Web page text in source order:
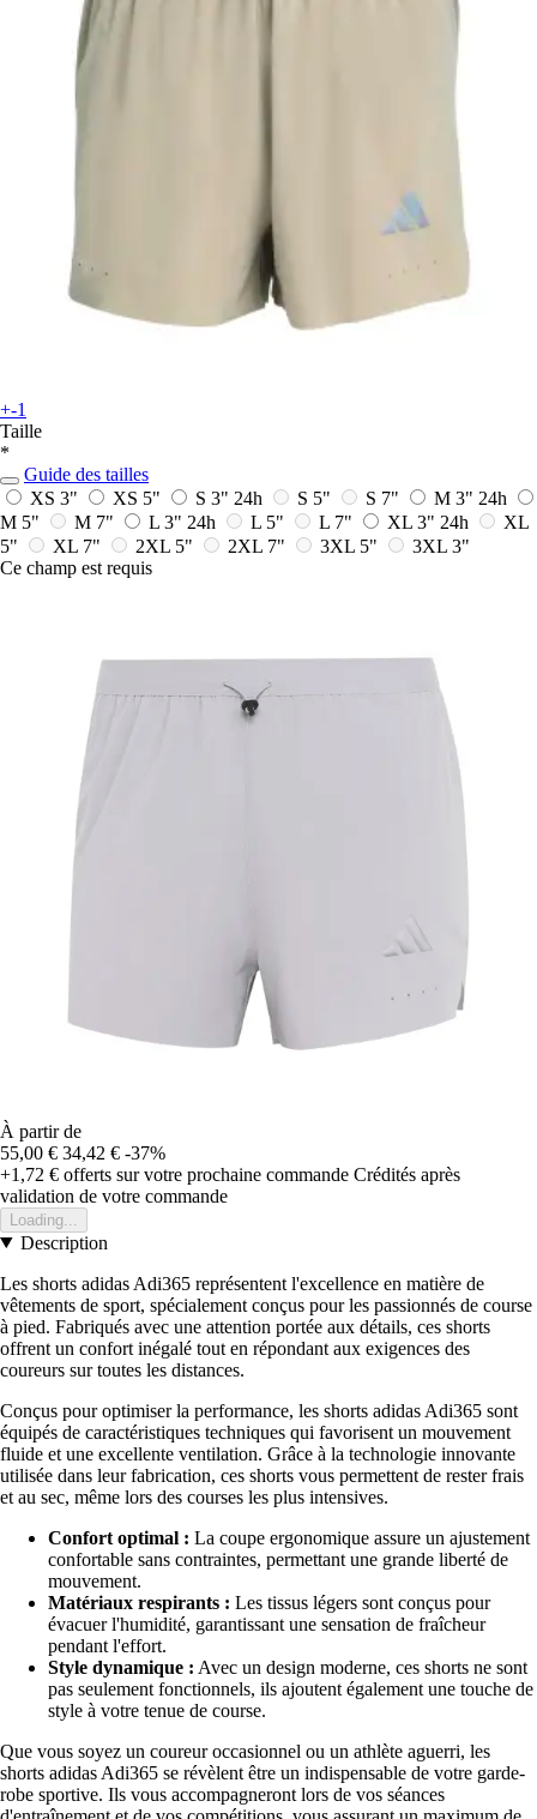
+-1
Taille
*
Guide des tailles
XS 3"
XS 5" S 3" 24h S 5" S 7" M 3" 24h
M 5"
M 7" L 3" 24h L 5" L 7" XL 3" 24h
XL
5"
XL 7" 2XL 5" 2XL 7" 3XL 5"
3XL 3"
Ce champ est requis
À partir de
55,00 € 34,42 € -37%
+1,72 € offerts sur votre prochaine commande Crédités après
validation de votre commande
Loading...
Description
Les shorts adidas Adi365 représentent l'excellence en matière de
vêtements de sport, spécialement conçus pour les passionnés de course
à pied. Fabriqués avec une attention portée aux détails, ces shorts
offrent un confort inégalé tout en répondant aux exigences des
coureurs sur toutes les distances.
Conçus pour optimiser la performance, les shorts adidas Adi365 sont
équipés de caractéristiques techniques qui favorisent un mouvement
fluide et une excellente ventilation. Grâce à la technologie innovante
utilisée dans leur fabrication, ces shorts vous permettent de rester frais
et au sec, même lors des courses les plus intensives.
Confort optimal : La coupe ergonomique assure un ajustement
confortable sans contraintes, permettant une grande liberté de
mouvement.
Matériaux respirants : Les tissus légers sont conçus pour
évacuer l'humidité, garantissant une sensation de fraîcheur
pendant l'effort.
Style dynamique : Avec un design moderne, ces shorts ne sont
pas seulement fonctionnels, ils ajoutent également une touche de
style à votre tenue de course.
Que vous soyez un coureur occasionnel ou un athlète aguerri, les
shorts adidas Adi365 se révèlent être un indispensable de votre garde-
robe sportive. Ils vous accompagneront lors de vos séances